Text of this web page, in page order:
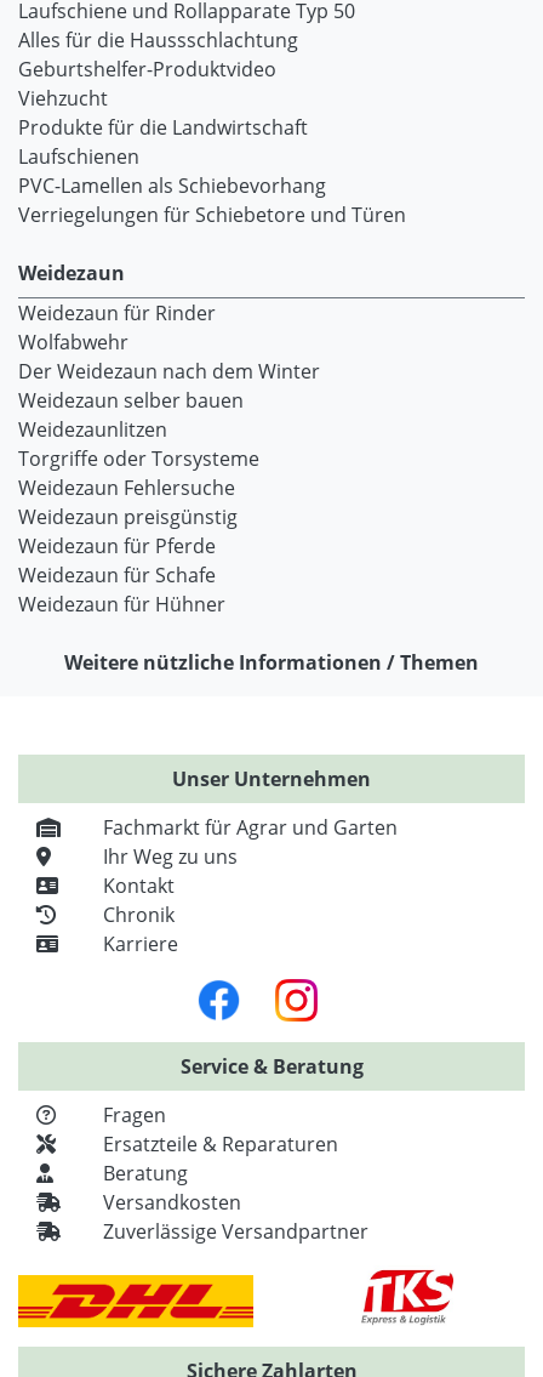
Laufschiene und Rollapparate Typ 50
Alles für die Haussschlachtung
Geburtshelfer-Produktvideo
Viehzucht
Produkte für die Landwirtschaft
Laufschienen
PVC-Lamellen als Schiebevorhang
Verriegelungen für Schiebetore und Türen
Weidezaun
Weidezaun für Rinder
Wolfabwehr
Der Weidezaun nach dem Winter
Weidezaun selber bauen
Weidezaunlitzen
Torgriffe oder Torsysteme
Weidezaun Fehlersuche
Weidezaun preisgünstig
Weidezaun für Pferde
Weidezaun für Schafe
Weidezaun für Hühner
Weitere nützliche Informationen / Themen
Unser Unternehmen
Fachmarkt für Agrar und Garten
Ihr Weg zu uns
Kontakt
Chronik
Karriere
Service & Beratung
Fragen
Ersatzteile & Reparaturen
Beratung
Versandkosten
Zuverlässige Versandpartner
Sichere Zahlarten